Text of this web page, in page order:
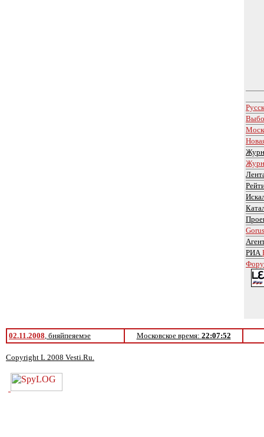
РИА
02.11.2008, бняйпеяемэе Московское время: 22:07:52
Copyright L 2008 Vesti.Ru.